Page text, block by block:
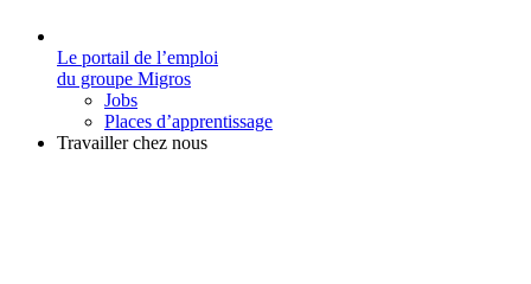
Le portail de l’emploi
du groupe Migros
Jobs
Places d’apprentissage
Travailler chez nous